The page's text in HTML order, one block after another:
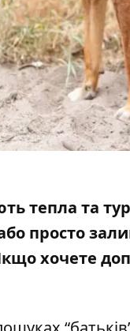
тепла та
просто
хочете